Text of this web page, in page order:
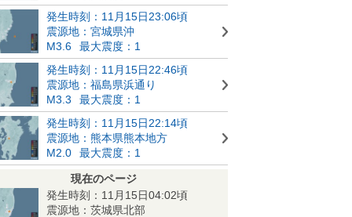
発生時刻：11月15日23:06頃
震源地：宮城県沖
M3.6
最大震度：1
発生時刻：11月15日22:46頃
震源地：福島県浜通り
M3.3
最大震度：1
発生時刻：11月15日22:14頃
震源地：熊本県熊本地方
M2.0
最大震度：1
現在のページ
発生時刻：11月15日04:02頃
震源地：茨城県北部